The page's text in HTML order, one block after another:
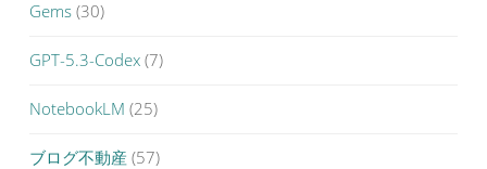
Gems (30)
GPT-5.3-Codex (7)
NotebookLM (25)
ブログ不動産 (57)